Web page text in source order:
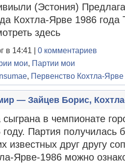
(Эстония)
Кохтла-Ярве 1986
здесь
в 14:41 | 0 комментариев
мои, Партии мои
, Первенство Кохтла-Ярве
— Зайцев Борис,
в чемпионате
Партия получилась
известных друг другу
Ярве-1986 можно